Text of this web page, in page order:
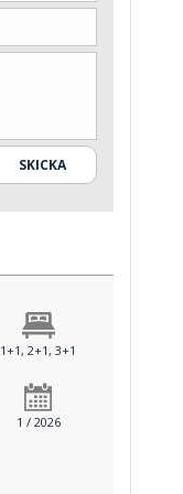
1+1, 2+1, 3+1
1 / 2026